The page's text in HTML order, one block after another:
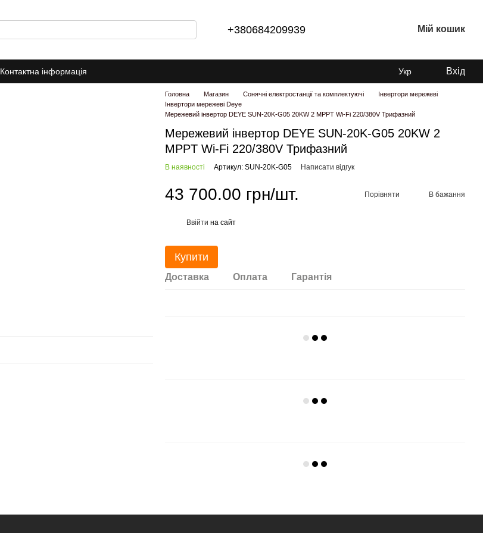
+380684209939 Мій кошик
Контактна інформація Укр Вхід
Головна Магазин Сонячні електростанції та комплектуючі
Інвертори мережеві
Інвертори мережеві Deye
Мережевий інвертор DEYE SUN-20K-G05 20KW 2 MPPT Wi-Fi 220/380V Трифазний
Мережевий інвертор DEYE SUN-20K-G05 20KW 2
MPPT Wi-Fi 220/380V Трифазний
В наявності Артикул: SUN-20K-G05 Написати відгук
43 700.00 грн/шт. Порівняти В бажання
Ввійти на сайт
Купити
Доставка Оплата Гарантія